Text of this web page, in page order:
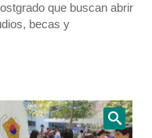
que buscan abrir
becas y